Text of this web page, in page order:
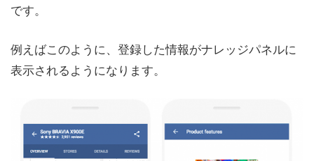
です。
例えばこのように、登録した情報がナレッジパネルに
表示されるようになります。